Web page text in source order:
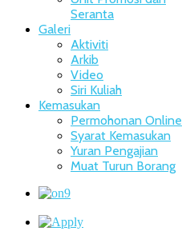
Seranta
Galeri
Aktiviti
Arkib
Video
Siri Kuliah
Kemasukan
Permohonan Online
Syarat Kemasukan
Yuran Pengajian
Muat Turun Borang